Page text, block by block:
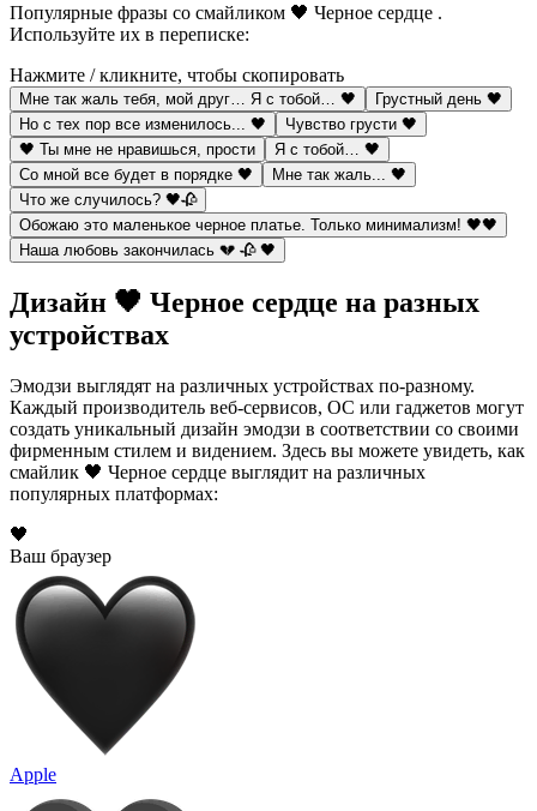
Популярные фразы со смайликом 🖤 Черное сердце .
Используйте их в переписке:
Нажмите / кликните, чтобы скопировать
Мне так жаль тебя, мой друг… Я с тобой… 🖤
Грустный день 🖤
Но с тех пор все изменилось... 🖤
Чувство грусти 🖤
🖤 Ты мне не нравишься, прости
Я с тобой… 🖤
Со мной все будет в порядке 🖤
Мне так жаль... 🖤
Что же случилось? 🖤🥀
Обожаю это маленькое черное платье. Только минимализм! 🖤🖤
Наша любовь закончилась 💔 🥀 🖤
Дизайн 🖤 Черное сердце на разных
устройствах
Эмодзи выглядят на различных устройствах по-разному.
Каждый производитель веб-сервисов, ОС или гаджетов могут
создать уникальный дизайн эмодзи в соответствии со своими
фирменным стилем и видением. Здесь вы можете увидеть, как
смайлик 🖤 Черное сердце выглядит на различных
популярных платформах:
🖤
Ваш браузер
Apple